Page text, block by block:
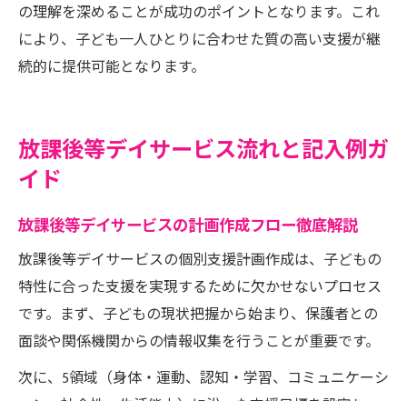
の理解を深めることが成功のポイントとなります。これ
により、子ども一人ひとりに合わせた質の高い支援が継
続的に提供可能となります。
放課後等デイサービス流れと記入例ガ
イド
放課後等デイサービスの計画作成フロー徹底解説
放課後等デイサービスの個別支援計画作成は、子どもの
特性に合った支援を実現するために欠かせないプロセス
です。まず、子どもの現状把握から始まり、保護者との
面談や関係機関からの情報収集を行うことが重要です。
次に、5領域（身体・運動、認知・学習、コミュニケーシ